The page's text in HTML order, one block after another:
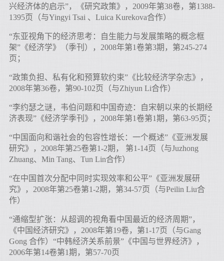
兴经济体的启示”，《研究政策》，2009年第38卷，第1388-
1395页（与Yingyi Tsai 、Luica Kurekova合作）
“东亚视角下的经济思考：自生能力与发展策略的概念框
架”《经济学》（季刊），2008年第1卷第3期，第245-274
页；
“政策负担、私有化和预算软约束”《比较经济学杂志》，
2008年第36卷，第90-102页（与Zhiyun Li合作）
“李约瑟之谜，韦伯问题和中国奇迹：自宋朝以来的长期经
济表现”《经济学季刊》，2008年第1卷第1期，第63-95页；
“中国面向和谐社会的包容性增长：一个概述”《亚洲发展
研究》，2008年第25卷第1-2期， 第1-14页（与Juzhong
Zhuang、Min Tang、Tun Lin合作）
“在中国首次分配中同时实现效率和公平”《亚洲发展研
究》，2008年第25卷第1-2期，第34-57页（与Peilin Liu合
作）
“通缩型扩张：从超调的视角看中国最近的经济周期”，
《中国经济研究》，2008年第19卷，第1-17页（与Gang
Gong 合作）“中韩经济关系前景”《中国与世界经济》，
2006年第14卷第1期，第57-70页